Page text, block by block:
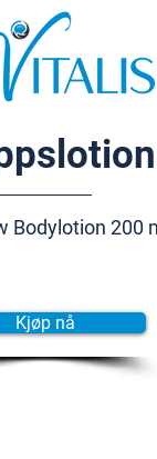
Bodylotion 200
Kjøp nå